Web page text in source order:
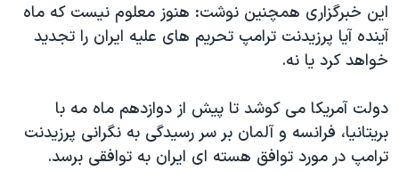
اعتراضات مردمی آبان ۹۸
اسرائیل در جنگ
همایش محافظه‌کاران آمریکا «سی‌پک»
صفحه‌های ویژه
این خبرگزاری همچنین نوشت: هنوز معلوم نیست که ماه
آینده آیا پرزیدنت ترامپ تحریم های علیه ایران را تجدید
خواهد کرد یا نه.
دولت آمریکا می کوشد تا پیش از دوازدهم ماه مه با
بریتانیا، فرانسه و آلمان بر سر رسیدگی به نگرانی پرزیدنت
ترامپ در مورد توافق هسته ای ایران به توافقی برسد.